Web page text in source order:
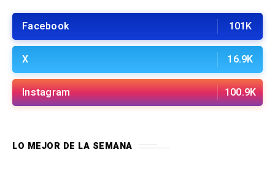
Facebook 101K
X 16.9K
Instagram 100.9K
LO MEJOR DE LA SEMANA